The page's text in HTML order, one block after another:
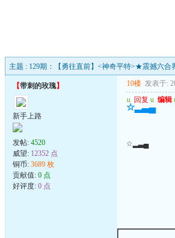
主题 : 129期：【勇往直前】<神奇平特>★震撼六合
【带刺的玫瑰】
新手上路
发帖: 4520
威望: 12352 点
铜币: 3689 枚
贡献值: 0 点
好评度: 0 点
10楼 发表于:
u 回复 u 编辑
☆▂▃▄
☆▂▃▄